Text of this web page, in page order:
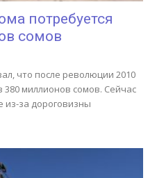
потребуется
сомов
что после революции 2010
миллионов сомов. Сейчас
из-за дороговизны